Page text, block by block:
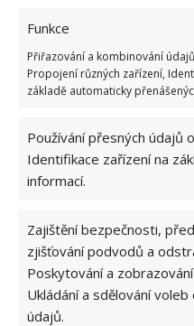
Funkce
Přiřazování a kombinování
Propojení různých zařízení,
základě automaticky
Používání přesných údajů
Identifikace zařízení na
informací.
Zajištění bezpečnosti,
zjišťování podvodů a
Poskytování a
Ukládání a sdělování
údajů.
OKNO ŠETŘENÍ